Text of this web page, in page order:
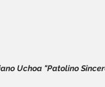
Uchoa "Patolino